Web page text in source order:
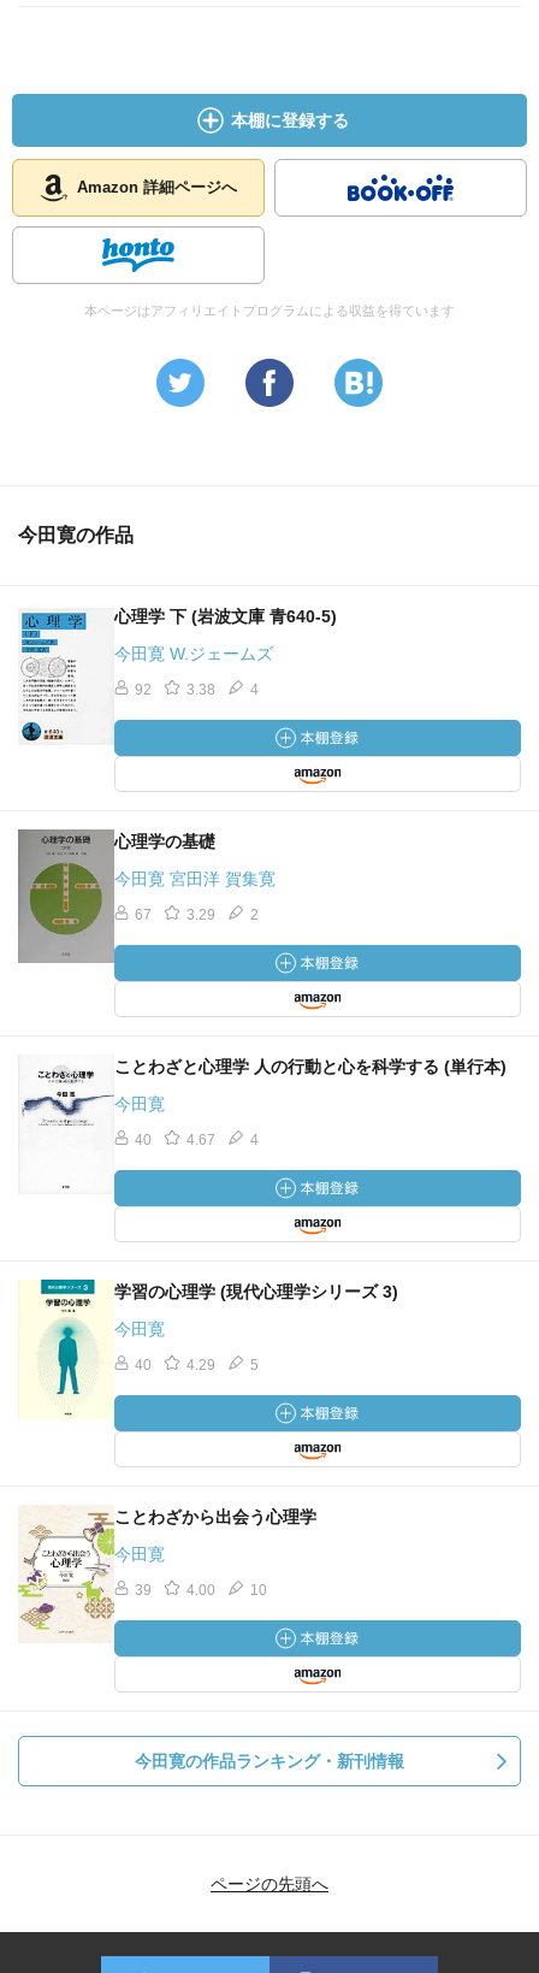
人の噂も七十五日で、忘れられる（一説に、５分の一年
とも）。
http://cinema.pia.co.jp/news/161247/52421/永作 博美・
── 伊吹 有喜《四十九日のレシピ 20100217 ポプラ社》
本棚に登録する
Amazon 詳細ページへ
本ページはアフィリエイトプログラムによる収益を得ています
今田寛の作品
心理学 下 (岩波文庫 青640-5)
今田寛 W.ジェームズ
92 3.38 4
心理学の基礎
今田寛 宮田洋 賀集寛
67 3.29 2
ことわざと心理学 人の行動と心を科学する (単行本)
今田寛
40 4.67 4
学習の心理学 (現代心理学シリーズ 3)
今田寛
40 4.29 5
ことわざから出会う心理学
今田寛
39 4.00 10
今田寛の作品ランキング・新刊情報
ページの先頭へ